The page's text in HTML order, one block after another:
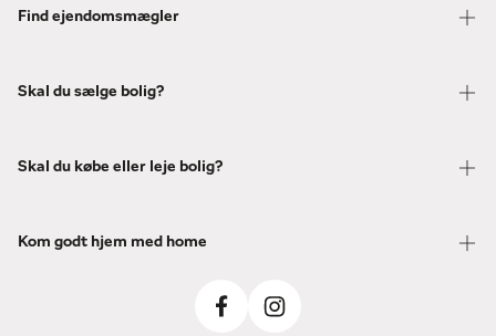
Find ejendomsmægler
Skal du sælge bolig?
Skal du købe eller leje bolig?
Kom godt hjem med home